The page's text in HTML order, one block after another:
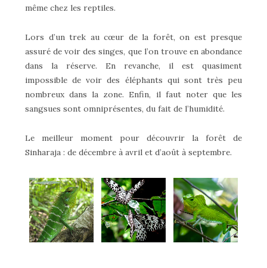
même chez les reptiles.
Lors d’un trek au cœur de la forêt, on est presque
assuré de voir des singes, que l’on trouve en abondance
dans la réserve. En revanche, il est quasiment
impossible de voir des éléphants qui sont très peu
nombreux dans la zone. Enfin, il faut noter que les
sangsues sont omniprésentes, du fait de l’humidité.
Le meilleur moment pour découvrir la forêt de
Sinharaja : de décembre à avril et d’août à septembre.